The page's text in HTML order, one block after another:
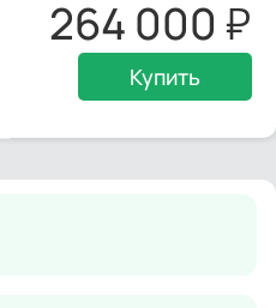
264 000
Купить